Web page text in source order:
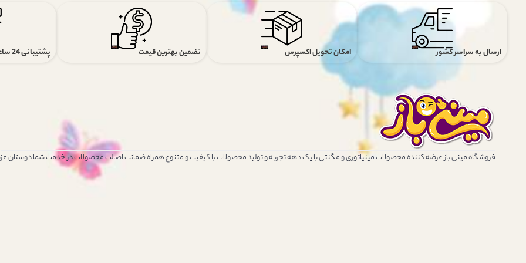
ارسال به سراسر کشور امکان تحویل اکسپرس تضمین بهترین قیمت پشتیبانی 24 ساعته
فروشگاه مینی باز عرضه کننده محصولات مینیاتوری و مگنتی با یک دهه تجربه و تولید محصولات با کیفیت و متنوع همراه ضمانت اصالت محصولات در خدمت شما دوستان